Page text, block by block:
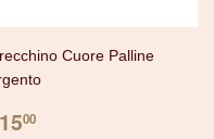
Cuore Palline
00